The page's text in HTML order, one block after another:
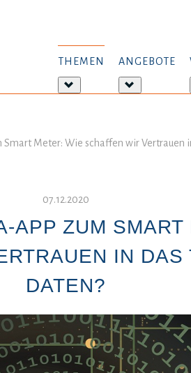
THEMEN
Informationen:
ANGEBOTE
Smart Meter: Wie schaffen wir Vertrauen
07.12.2020
APP ZUM SMART
IN DAS
DATEN?